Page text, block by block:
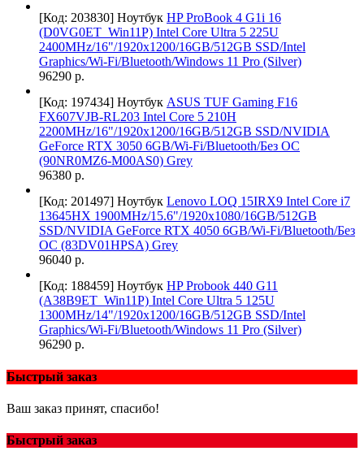
[Код: 203830] Ноутбук HP ProBook 4 G1i 16
(D0VG0ET_Win11P) Intel Core Ultra 5 225U
2400MHz/16"/1920x1200/16GB/512GB SSD/Intel
Graphics/Wi-Fi/Bluetooth/Windows 11 Pro (Silver)
96290 р.
[Код: 197434] Ноутбук ASUS TUF Gaming F16
FX607VJB-RL203 Intel Core 5 210H
2200MHz/16"/1920x1200/16GB/512GB SSD/NVIDIA
GeForce RTX 3050 6GB/Wi-Fi/Bluetooth/Без ОС
(90NR0MZ6-M00AS0) Grey
96380 р.
[Код: 201497] Ноутбук Lenovo LOQ 15IRX9 Intel Core i7
13645HX 1900MHz/15.6"/1920x1080/16GB/512GB
SSD/NVIDIA GeForce RTX 4050 6GB/Wi-Fi/Bluetooth/Без
ОС (83DV01HPSA) Grey
96040 р.
[Код: 188459] Ноутбук HP Probook 440 G11
(A38B9ET_Win11P) Intel Core Ultra 5 125U
1300MHz/14"/1920x1200/16GB/512GB SSD/Intel
Graphics/Wi-Fi/Bluetooth/Windows 11 Pro (Silver)
96290 р.
Быстрый заказ
Ваш заказ принят, спасибо!
Быстрый заказ